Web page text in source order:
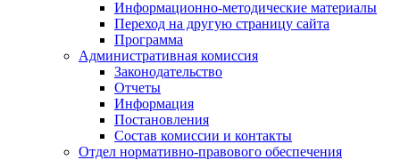
Информационно-методические материалы
Переход на другую страницу сайта
Программа
Административная комиссия
Законодательство
Отчеты
Информация
Постановления
Состав комиссии и контакты
Отдел нормативно-правового обеспечения